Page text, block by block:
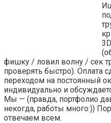
фишку / ловил волну / сек
проверять быстро). Оплата
переходом на постоянный
индивидуально и
Мы — (правда, портфолио
некогда, работы много:))
отвечаем всем.